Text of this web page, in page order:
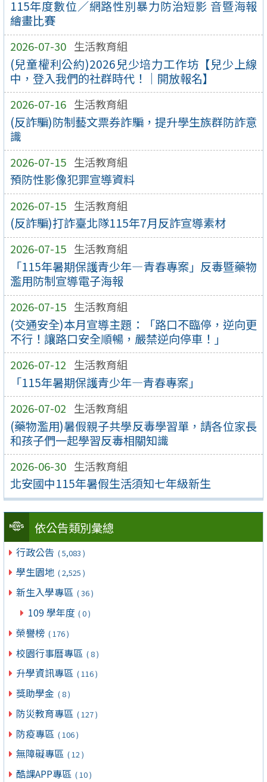
115年度數位／網路性別暴力防治短影 音暨海報
繪畫比賽
2026-07-30 生活教育組
(兒童權利公約)2026兒少培力工作坊【兒少上線
中，登入我們的社群時代！｜開放報名】
2026-07-16 生活教育組
(反詐騙)防制藝文票券詐騙，提升學生族群防詐意
識
2026-07-15 生活教育組
預防性影像犯罪宣導資料
2026-07-15 生活教育組
(反詐騙)打詐臺北隊115年7月反詐宣導素材
2026-07-15 生活教育組
「115年暑期保護青少年—青春專案」反毒暨藥物
濫用防制宣導電子海報
2026-07-15 生活教育組
(交通安全)本月宣導主題：「路口不臨停，逆向更
不行！讓路口安全順暢，嚴禁逆向停車！」
2026-07-12 生活教育組
「115年暑期保護青少年—青春專案」
2026-07-02 生活教育組
(藥物濫用)暑假親子共學反毒學習單，請各位家長
和孩子們一起學習反毒相關知識
2026-06-30 生活教育組
北安國中115年暑假生活須知七年級新生
依公告類別彙總
行政公告 ( 5,083 )
學生園地 ( 2,525 )
新生入學專區 ( 36 )
109 學年度 ( 0 )
榮譽榜 ( 176 )
校園行事曆專區 ( 8 )
升學資訊專區 ( 116 )
獎助學金 ( 8 )
防災教育專區 ( 127 )
防疫專區 ( 106 )
無障礙專區 ( 12 )
酷課APP專區 ( 10 )